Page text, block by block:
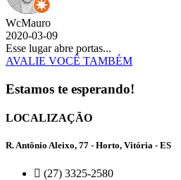
WcMauro
2020-03-09
Esse lugar abre portas...
AVALIE VOCÊ TAMBÉM
Estamos te esperando!
LOCALIZAÇÃO
R. Antônio Aleixo, 77 - Horto, Vitória - ES
(27) 3325-2580